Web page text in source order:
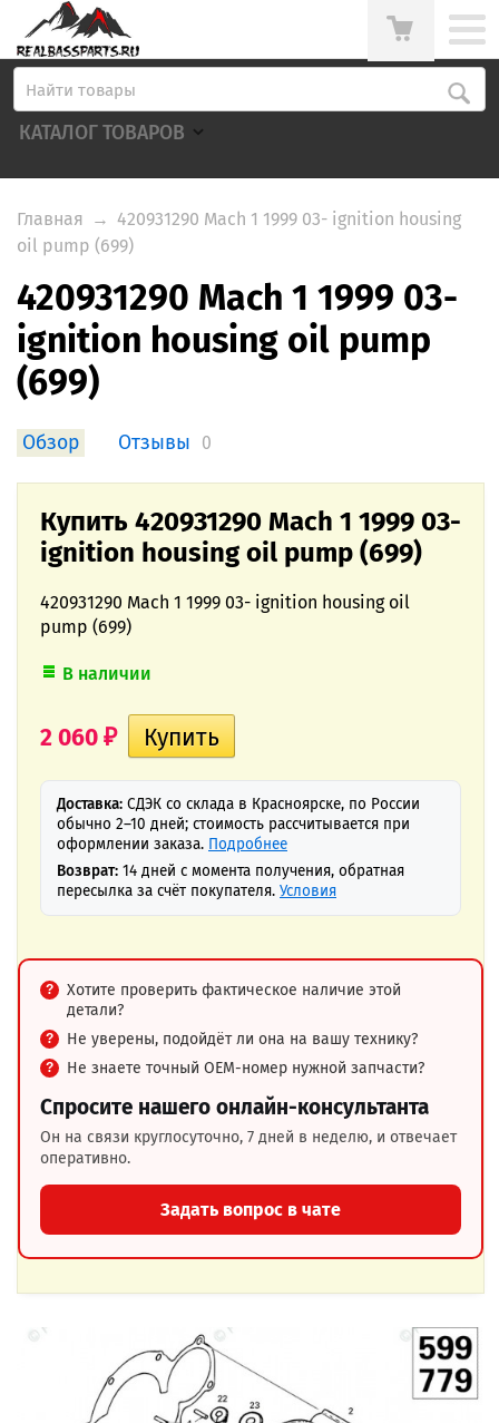
КАТАЛОГ ТОВАРОВ
Главная → 420931290 Mach 1 1999 03- ignition housing
oil pump (699)
420931290 Mach 1 1999 03-
ignition housing oil pump
(699)
Обзор Отзывы 0
Купить 420931290 Mach 1 1999 03-
ignition housing oil pump (699)
420931290 Mach 1 1999 03- ignition housing oil
pump (699)
В наличии
2 060 ₽
Доставка: СДЭК со склада в Красноярске, по России
обычно 2–10 дней; стоимость рассчитывается при
оформлении заказа. Подробнее
Возврат: 14 дней с момента получения, обратная
пересылка за счёт покупателя. Условия
Хотите проверить фактическое наличие этой
детали?
Не уверены, подойдёт ли она на вашу технику?
Не знаете точный OEM-номер нужной запчасти?
Спросите нашего онлайн-консультанта
Он на связи круглосуточно, 7 дней в неделю, и отвечает
оперативно.
Задать вопрос в чате